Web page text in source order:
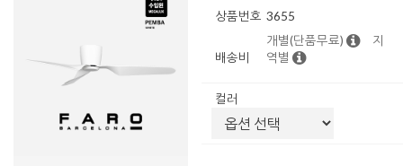
상품번호 3655
배송비
개별(단품무료)
지
역별
컬러